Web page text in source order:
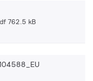
762.5 kB